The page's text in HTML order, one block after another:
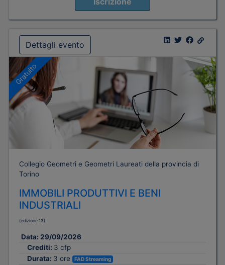
Dettagli evento
Gratuito
Collegio Geometri e Geometri Laureati della provincia di
Torino
IMMOBILI PRODUTTIVI E BENI
INDUSTRIALI
(edizione 13)
Data: 29/09/2026
Crediti: 3 cfp
Durata: 3 ore FAD Streaming